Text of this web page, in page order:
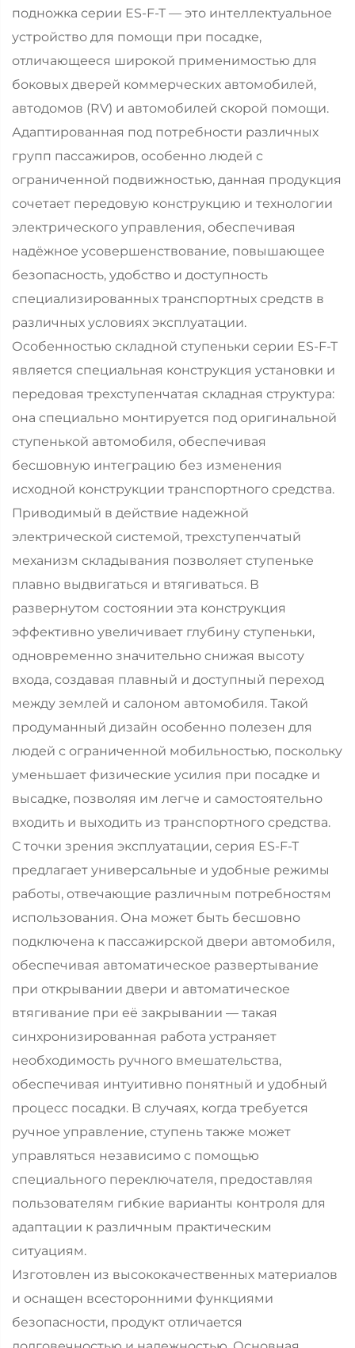
подножка серии ES-F-T — это интеллектуальное
устройство для помощи при посадке,
отличающееся широкой применимостью для
боковых дверей коммерческих автомобилей,
автодомов (RV) и автомобилей скорой помощи.
Адаптированная под потребности различных
групп пассажиров, особенно людей с
ограниченной подвижностью, данная продукция
сочетает передовую конструкцию и технологии
электрического управления, обеспечивая
надёжное усовершенствование, повышающее
безопасность, удобство и доступность
специализированных транспортных средств в
различных условиях эксплуатации.
Особенностью складной ступеньки серии ES-F-T
является специальная конструкция установки и
передовая трехступенчатая складная структура:
она специально монтируется под оригинальной
ступенькой автомобиля, обеспечивая
бесшовную интеграцию без изменения
исходной конструкции транспортного средства.
Приводимый в действие надежной
электрической системой, трехступенчатый
механизм складывания позволяет ступеньке
плавно выдвигаться и втягиваться. В
развернутом состоянии эта конструкция
эффективно увеличивает глубину ступеньки,
одновременно значительно снижая высоту
входа, создавая плавный и доступный переход
между землей и салоном автомобиля. Такой
продуманный дизайн особенно полезен для
людей с ограниченной мобильностью, поскольку
уменьшает физические усилия при посадке и
высадке, позволяя им легче и самостоятельно
входить и выходить из транспортного средства.
С точки зрения эксплуатации, серия ES-F-T
предлагает универсальные и удобные режимы
работы, отвечающие различным потребностям
использования. Она может быть бесшовно
подключена к пассажирской двери автомобиля,
обеспечивая автоматическое развертывание
при открывании двери и автоматическое
втягивание при её закрывании — такая
синхронизированная работа устраняет
необходимость ручного вмешательства,
обеспечивая интуитивно понятный и удобный
процесс посадки. В случаях, когда требуется
ручное управление, ступень также может
управляться независимо с помощью
специального переключателя, предоставляя
пользователям гибкие варианты контроля для
адаптации к различным практическим
ситуациям.
Изготовлен из высококачественных материалов
и оснащен всесторонними функциями
безопасности, продукт отличается